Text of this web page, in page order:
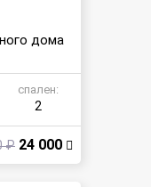
дома
спален:
2
₽ 24 000